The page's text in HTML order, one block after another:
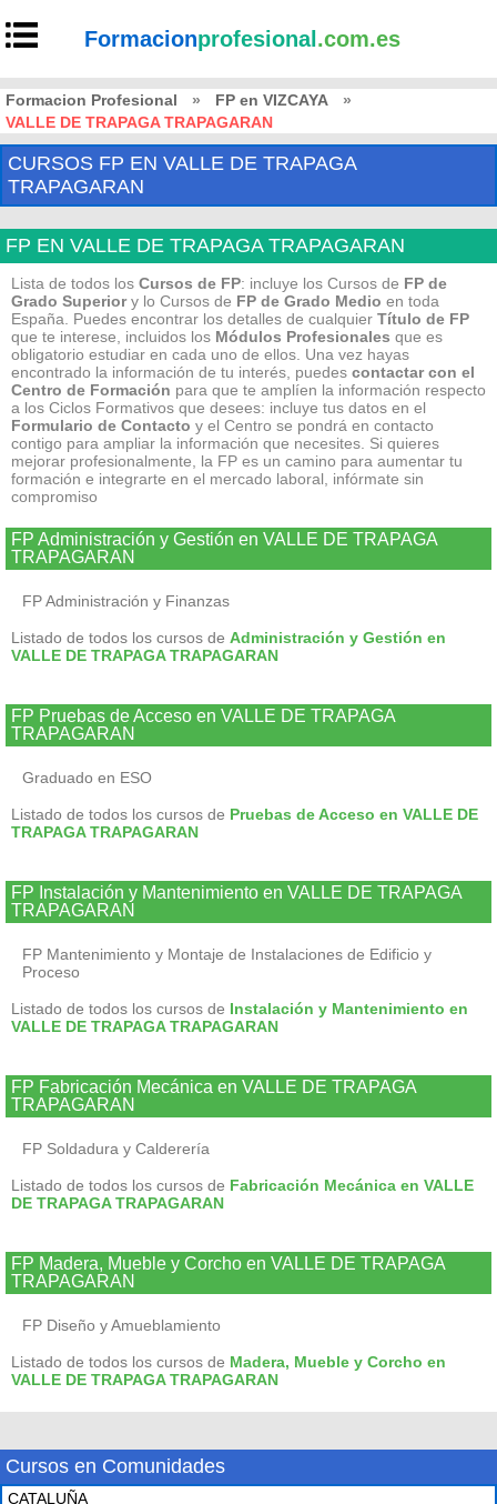
Formacionprofesional .com.es
Formacion Profesional » FP en VIZCAYA
»
VALLE DE TRAPAGA TRAPAGARAN
CURSOS FP EN VALLE DE TRAPAGA
TRAPAGARAN
FP EN VALLE DE TRAPAGA TRAPAGARAN
Lista de todos los Cursos de FP: incluye los Cursos de FP de
Grado Superiory lo Cursos de FP de Grado Medio en toda
España. Puedes encontrar los detalles de cualquier Título de FP
que te interese, incluidos los Módulos Profesionales que es
obligatorio estudiar en cada uno de ellos. Una vez hayas
encontrado la información de tu interés, puedes contactar con el
Centro de Formación para que te amplíen la información respecto
a los Ciclos Formativos que desees: incluye tus datos en el
Formulario de Contacto y el Centro se pondrá en contacto
contigo para ampliar la información que necesites. Si quieres
mejorar profesionalmente, la FP es un camino para aumentar tu
formación e integrarte en el mercado laboral, infórmate sin
compromiso
FP Administración y Gestión en VALLE DE TRAPAGA
TRAPAGARAN
FP Administración y Finanzas
Listado de todos los cursos de Administración y Gestión en
VALLE DE TRAPAGA TRAPAGARAN
FP Pruebas de Acceso en VALLE DE TRAPAGA
TRAPAGARAN
Graduado en ESO
Listado de todos los cursos de Pruebas de Acceso en VALLE DE
TRAPAGA TRAPAGARAN
FP Instalación y Mantenimiento en VALLE DE TRAPAGA
TRAPAGARAN
FP Mantenimiento y Montaje de Instalaciones de Edificio y
Proceso
Listado de todos los cursos de Instalación y Mantenimiento en
VALLE DE TRAPAGA TRAPAGARAN
FP Fabricación Mecánica en VALLE DE TRAPAGA
TRAPAGARAN
FP Soldadura y Calderería
Listado de todos los cursos de Fabricación Mecánica en VALLE
DE TRAPAGA TRAPAGARAN
FP Madera, Mueble y Corcho en VALLE DE TRAPAGA
TRAPAGARAN
FP Diseño y Amueblamiento
Listado de todos los cursos de Madera, Mueble y Corcho en
VALLE DE TRAPAGA TRAPAGARAN
Cursos en Comunidades
CATALUÑA